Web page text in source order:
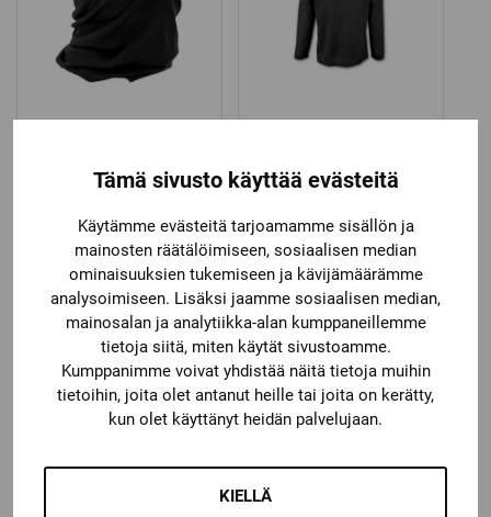
Tämä sivusto käyttää evästeitä
Käytämme evästeitä tarjoamamme sisällön ja
mainosten räätälöimiseen, sosiaalisen median
ominaisuuksien tukemiseen ja kävijämäärämme
analysoimiseen. Lisäksi jaamme sosiaalisen median,
mainosalan ja analytiikka-alan kumppaneillemme
tietoja siitä, miten käytät sivustoamme.
Kumppanimme voivat yhdistää näitä tietoja muihin
tietoihin, joita olet antanut heille tai joita on kerätty,
kun olet käyttänyt heidän palvelujaan.
KIELLÄ
BAUER TUUBIHUIVI
Katso kaikki vaihtoehdot
16,90€
BAUER
HARJOITUSPAITA
Katso kaikki vaihtoehdot
15,00 €